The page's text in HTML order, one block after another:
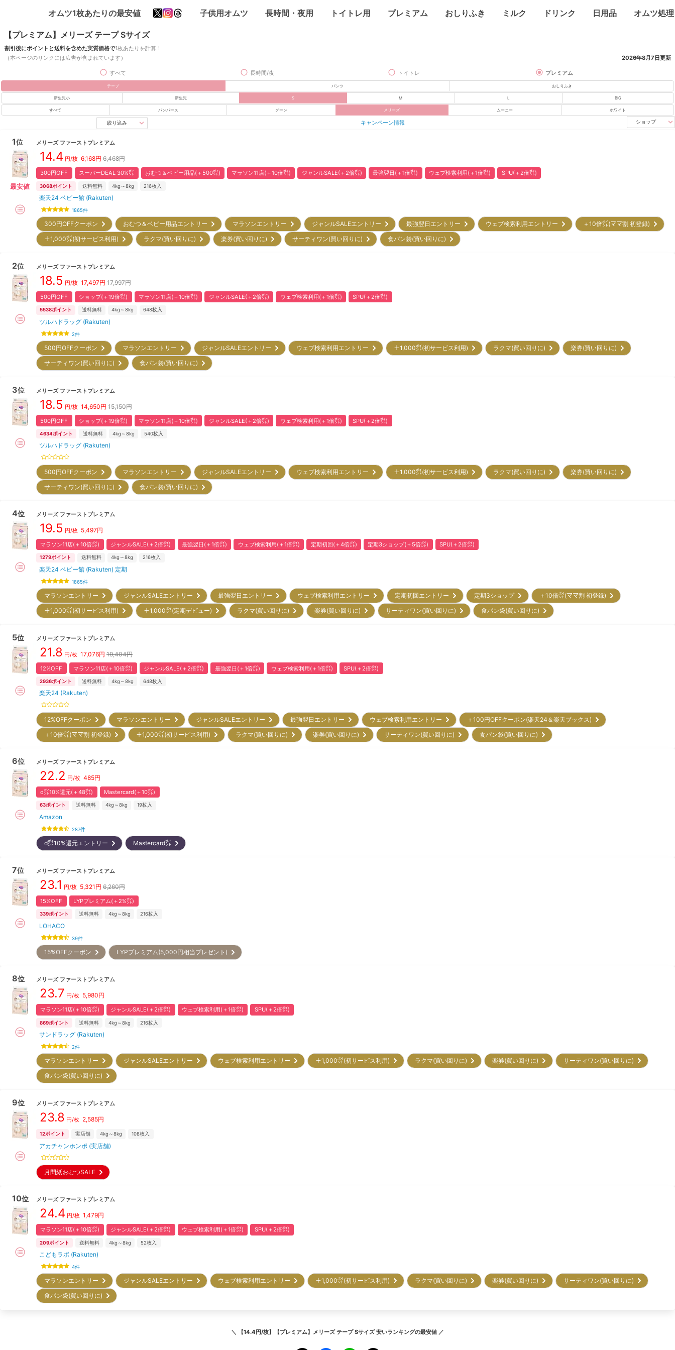
オムツ1枚あたりの最安値 子供用オムツ 長時間・夜用 トイトレ用 プレミアム おしりふき ミルク ドリンク 日用品 オムツ処理
【プレミアム】メリーズ テープ Sサイズ
割引後にポイントと送料を含めた実質価格で1枚あたりを計算！
（本ページのリンクには広告が含まれています）
2026年8月7日更新
すべて 長時間/夜 トイトレ プレミアム
テープ パンツ おしりふき
新生児小 新生児 S M L BIG
すべて パンパース グーン メリーズ ムーニー ホワイト
絞り込み キャンペーン情報 ショップ
1位
最安値
メリーズ ファーストプレミアム
14.4 円/枚 6,168円 6,468円
300円OFF スーパーDEAL 30%㌽ おむつ＆ベビー用品(＋500㌽) マラソン11店(＋10倍㌽) ジャンルSALE(＋2倍㌽) 最強翌日(＋1倍㌽) ウェブ検索利用(＋1倍㌽) SPU(＋2倍㌽)
3068ポイント 送料無料 4kg～8kg 216枚入
楽天24 ベビー館 (Rakuten)
1865件
300円OFFクーポン おむつ＆ベビー用品エントリー マラソンエントリー ジャンルSALEエントリー 最強翌日エントリー ウェブ検索利用エントリー
＋10倍㌽(ママ割 初登録)
＋1,000㌽(初サービス利用)
ラクマ(買い回りに) 楽券(買い回りに) サーティワン(買い回りに) 食パン袋(買い回りに)
2位 メリーズ ファーストプレミアム
18.5 円/枚 17,497円 17,997円
500円OFF ショップ(＋19倍㌽) マラソン11店(＋10倍㌽) ジャンルSALE(＋2倍㌽) ウェブ検索利用(＋1倍㌽) SPU(＋2倍㌽)
5538ポイント 送料無料 4kg～8kg 648枚入
ツルハドラッグ (Rakuten)
2件
500円OFFクーポン マラソンエントリー ジャンルSALEエントリー ウェブ検索利用エントリー ＋1,000㌽(初サービス利用) ラクマ(買い回りに)
楽券(買い回りに)
サーティワン(買い回りに)
食パン袋(買い回りに)
3位 メリーズ ファーストプレミアム
18.5 円/枚 14,650円 15,150円
500円OFF ショップ(＋19倍㌽) マラソン11店(＋10倍㌽) ジャンルSALE(＋2倍㌽) ウェブ検索利用(＋1倍㌽) SPU(＋2倍㌽)
4634ポイント 送料無料 4kg～8kg 540枚入
ツルハドラッグ (Rakuten)
500円OFFクーポン マラソンエントリー ジャンルSALEエントリー ウェブ検索利用エントリー ＋1,000㌽(初サービス利用) ラクマ(買い回りに)
楽券(買い回りに)
サーティワン(買い回りに)
食パン袋(買い回りに)
4位 メリーズ ファーストプレミアム
19.5 円/枚 5,497円
マラソン11店(＋10倍㌽) ジャンルSALE(＋2倍㌽) 最強翌日(＋1倍㌽) ウェブ検索利用(＋1倍㌽) 定期初回(＋4倍㌽) 定期3ショップ(＋5倍㌽) SPU(＋2倍㌽)
1279ポイント 送料無料 4kg～8kg 216枚入
楽天24 ベビー館 (Rakuten) 定期
1865件
マラソンエントリー ジャンルSALEエントリー 最強翌日エントリー ウェブ検索利用エントリー 定期初回エントリー 定期3ショップ
＋10倍㌽(ママ割 初登録)
＋1,000㌽(初サービス利用)
＋1,000㌽(定期デビュー) ラクマ(買い回りに) 楽券(買い回りに) サーティワン(買い回りに) 食パン袋(買い回りに)
5位 メリーズ ファーストプレミアム
21.8 円/枚 17,076円 19,404円
12%OFF マラソン11店(＋10倍㌽) ジャンルSALE(＋2倍㌽) 最強翌日(＋1倍㌽) ウェブ検索利用(＋1倍㌽) SPU(＋2倍㌽)
2936ポイント 送料無料 4kg～8kg 648枚入
楽天24 (Rakuten)
12%OFFクーポン マラソンエントリー ジャンルSALEエントリー 最強翌日エントリー ウェブ検索利用エントリー
＋100円OFFクーポン(楽天24＆楽天ブックス)
＋10倍㌽(ママ割 初登録)
＋1,000㌽(初サービス利用) ラクマ(買い回りに) 楽券(買い回りに) サーティワン(買い回りに) 食パン袋(買い回りに)
6位 メリーズ ファーストプレミアム
22.2 円/枚 485円
d㌽10%還元(＋48㌽) Mastercard(＋10㌽)
63ポイント 送料無料 4kg～8kg 19枚入
Amazon
287件
d㌽10%還元エントリー Mastercard㌽
7位 メリーズ ファーストプレミアム
23.1 円/枚 5,321 円 6,260円
15%OFF LYPプレミアム(＋2%㌽)
339ポイント 送料無料 4kg～8kg 216枚入
LOHACO
39件
15%OFFクーポン LYPプレミアム(5,000円相当プレゼント)
8位 メリーズ ファーストプレミアム
23.7 円/枚 5,980円
マラソン11店(＋10倍㌽) ジャンルSALE(＋2倍㌽) ウェブ検索利用(＋1倍㌽) SPU(＋2倍㌽)
869ポイント 送料無料 4kg～8kg 216枚入
サンドラッグ (Rakuten)
2件
マラソンエントリー ジャンルSALEエントリー ウェブ検索利用エントリー ＋1,000㌽(初サービス利用) ラクマ(買い回りに) 楽券(買い回りに)
サーティワン(買い回りに)
食パン袋(買い回りに)
9位 メリーズ ファーストプレミアム
23.8 円/枚 2,585円
12ポイント 実店舗 4kg～8kg 108枚入
アカチャンホンポ (実店舗)
月間紙おむつSALE
10位 メリーズ ファーストプレミアム
24.4 円/枚 1,479円
マラソン11店(＋10倍㌽) ジャンルSALE(＋2倍㌽) ウェブ検索利用(＋1倍㌽) SPU(＋2倍㌽)
209ポイント 送料無料 4kg～8kg 52枚入
こどもラボ (Rakuten)
4件
マラソンエントリー ジャンルSALEエントリー ウェブ検索利用エントリー ＋1,000㌽(初サービス利用) ラクマ(買い回りに) 楽券(買い回りに)
サーティワン(買い回りに)
食パン袋(買い回りに)
＼ 【14.4円/枚】【プレミアム】メリーズ テープ Sサイズ 安いランキングの最安値 ／